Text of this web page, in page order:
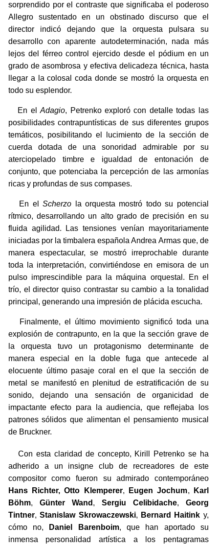
sorprendido por el contraste que significaba el poderoso
Allegro sustentado en un obstinado discurso que el
director indicó dejando que la orquesta pulsara su
desarrollo con aparente autodeterminación, nada más
lejos del férreo control ejercido desde el pódium en un
grado de asombrosa y efectiva delicadeza técnica, hasta
llegar a la colosal coda donde se mostró la orquesta en
todo su esplendor.
En elAdagio, Petrenko exploró con detalle todas las
posibilidades contrapuntísticas de sus diferentes grupos
temáticos, posibilitando el lucimiento de la sección de
cuerda dotada de una sonoridad admirable por su
aterciopelado timbre e igualdad de entonación de
conjunto, que potenciaba la percepción de las armonías
ricas y profundas de sus compases.
En elScherzo la orquesta mostró todo su potencial
rítmico, desarrollando un alto grado de precisión en su
fluida agilidad. Las tensiones venían mayoritariamente
iniciadas por la timbalera española Andrea Armas que, de
manera espectacular, se mostró irreprochable durante
toda la interpretación, convirtiéndose en emisora de un
pulso imprescindible para la máquina orquestal. En el
trío, el director quiso contrastar su cambio a la tonalidad
principal, generando una impresión de plácida escucha.
Finalmente, el último movimiento significó toda una
explosión de contrapunto, en la que la sección grave de
la orquesta tuvo un protagonismo determinante de
manera especial en la doble fuga que antecede al
elocuente último pasaje coral en el que la sección de
metal se manifestó en plenitud de estratificación de su
sonido, dejando una sensación de organicidad de
impactante efecto para la audiencia, que reflejaba los
patrones sólidos que alimentan el pensamiento musical
de Bruckner.
Con esta claridad de concepto, Kirill Petrenko se ha
adherido a un insigne club de recreadores de este
compositor como fueron su admirado contemporáneo
Hans Richter, Otto Klemperer, Eugen Jochum,
Karl
Böhm, Günter Wand , Sergiu Celibidache, Georg
Tintner,Stanislaw Skrowaczewski, Bernard Haitink y,
cómo no,
Daniel Barenboim, que han aportado su
inmensa personalidad artística a los pentagramas